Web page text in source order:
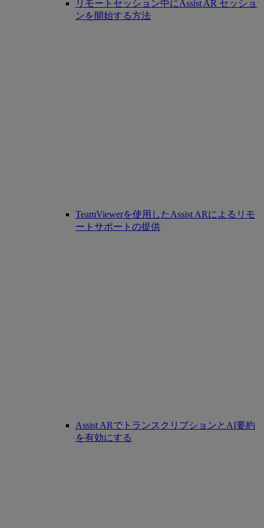
リモートセッション中にAssist AR セッショ
ンを開始する方法
TeamViewerを使用したAssist ARによるリモ
ートサポートの提供
Assist ARでトランスクリプションとAI要約
を有効にする